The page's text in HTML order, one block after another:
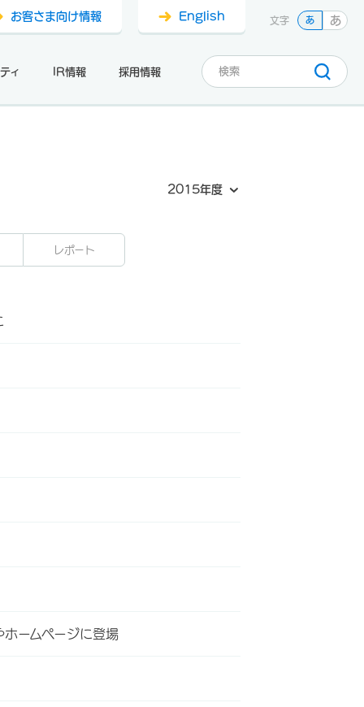
ィ IR情報 採用情報
お客さま向け情報 English 文字 あ あ
2015年度
レポート
ームページに登場